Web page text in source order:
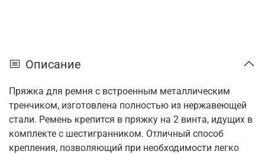
Описание
Пряжка для ремня с встроенным металлическим
тренчиком, изготовлена полностью из нержавеющей
стали. Ремень крепится в пряжку на 2 винта, идущих в
комплекте с шестигранником. Отличный способ
крепления, позволяющий при необходимости легко